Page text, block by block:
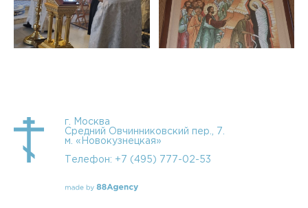
г. Москва
Средний Овчинниковский пер., 7.
м. «Новокузнецкая»
Телефон: +7 (495) 777-02-53